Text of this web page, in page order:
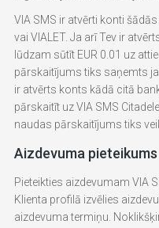
VIA SMS ir atvērti konti
vai VIALET. Ja arī Tev ir
lūdzam sūtīt EUR 0.01 uz
pārskaitījums tiks saņemts
ir atvērts konts kādā citā
pārskaitīt uz VIA SMS
naudas pārskaitījums tiks
Aizdevuma pieteikums
Pieteikties aizdevumam VIA
Klienta profilā izvēlies
aizdevuma termiņu.